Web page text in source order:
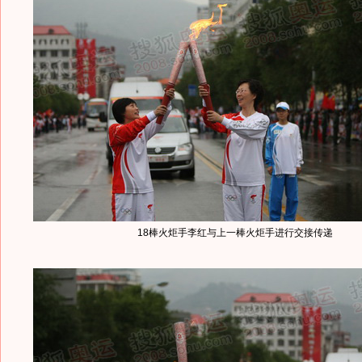
18棒火炬手李红与上一棒火炬手进行交接传递